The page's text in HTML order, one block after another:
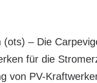
(ots) – Die
für die
von PV-